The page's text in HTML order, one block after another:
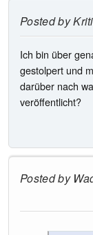
Posted by
Ich bin über
gestolpert und
darüber nach
veröffentlicht?
Posted by